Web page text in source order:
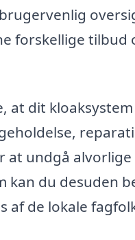
forskellige tilbud
at dit kloaksystem
at undgå alvorlige
kan du desuden
af de lokale